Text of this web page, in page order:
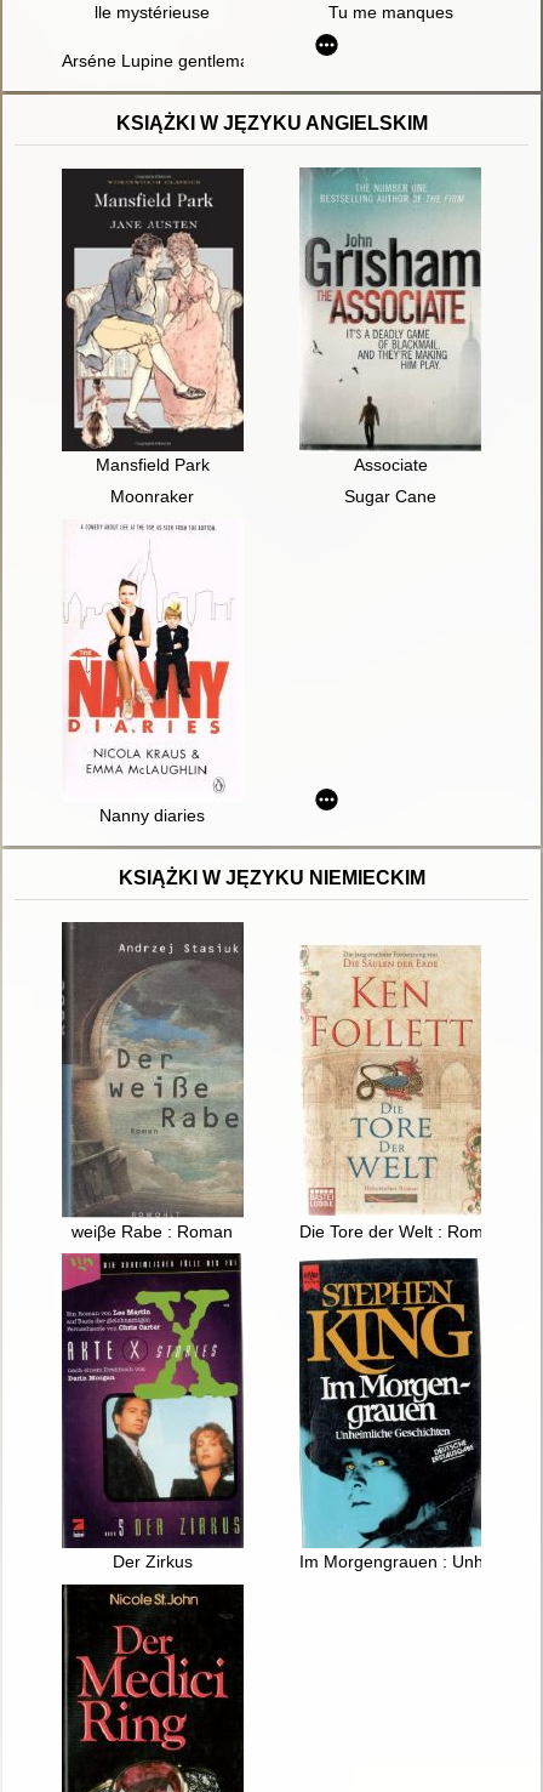
lle mystérieuse Tu me manques
Arséne Lupine gentleman-cambrioleur
KSIĄŻKI W JĘZYKU ANGIELSKIM
Mansfield Park
Associate
Moonraker
Sugar Cane
Nanny diaries
KSIĄŻKI W JĘZYKU NIEMIECKIM
weiβe Rabe : Roman Die Tore der Welt : Roman
Der Zirkus Im Morgengrauen :